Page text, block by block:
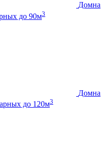
Домна
до 90м3
Домна
до 120м3